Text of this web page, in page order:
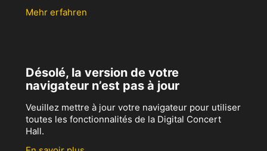
Mehr erfahren
Désolé, la version de votre
navigateur n’est pas à jour
Veuillez mettre à jour votre navigateur pour utiliser
toutes les fonctionnalités de la Digital Concert
Hall.